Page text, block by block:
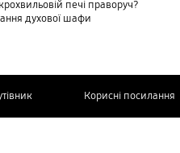
печі праворуч?
духової шафи
Корисні посилання